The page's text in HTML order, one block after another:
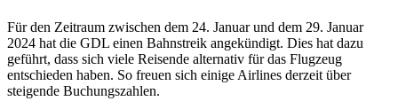
Für den Zeitraum zwischen dem 24. Januar und dem 29. Januar
2024 hat die GDL einen Bahnstreik angekündigt. Dies hat dazu
geführt, dass sich viele Reisende alternativ für das Flugzeug
entschieden haben. So freuen sich einige Airlines derzeit über
steigende Buchungszahlen.